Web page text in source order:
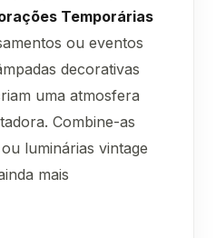
Temporárias
ou eventos
decorativas
uma atmosfera
Combine-as
luminárias vintage
mais